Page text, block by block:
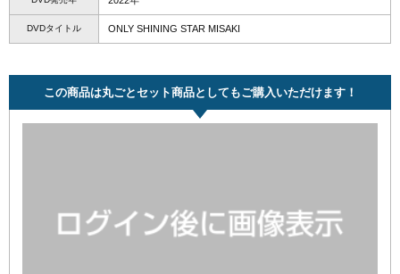
DVDタイトル ONLY SHINING STAR MISAKI
この商品は丸ごとセット商品としてもご購入いただけます！